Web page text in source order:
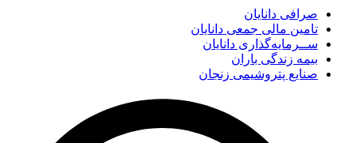
صرافی دانایان
تامین مالی جمعی دانایان
ســرمایه‌گذاری دانایان
بیمه زندگی باران
صنایع پتروشیمی زنجان